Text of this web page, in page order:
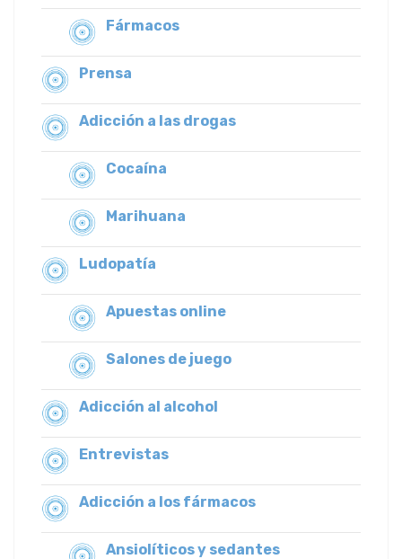
Fármacos
Prensa
Adicción a las drogas
Cocaína
Marihuana
Ludopatía
Apuestas online
Salones de juego
Adicción al alcohol
Entrevistas
Adicción a los fármacos
Ansiolíticos y sedantes